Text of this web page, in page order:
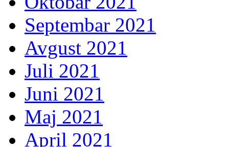
Septembar 2021
Avgust 2021
Juli 2021
Juni 2021
Maj 2021
April 2021